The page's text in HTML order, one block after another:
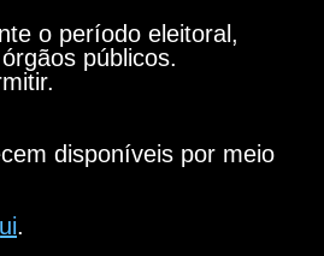
o período eleitoral,
públicos.
disponíveis por meio
.